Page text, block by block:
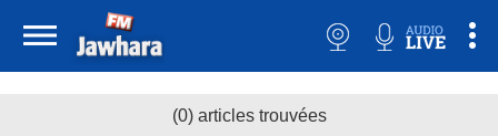
(0) articles trouvées